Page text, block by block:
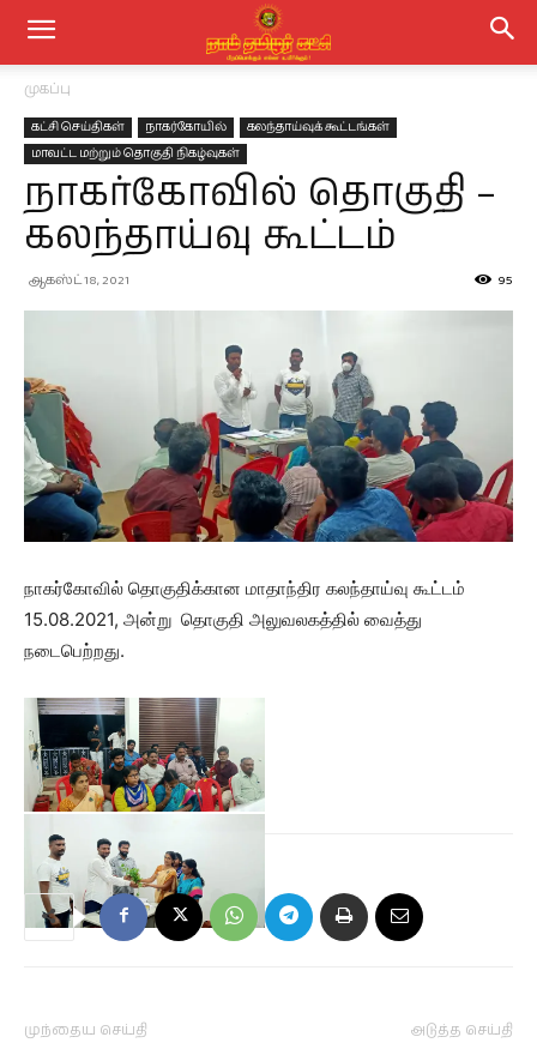
முகப்பு
கட்சி செய்திகள் நாகர்கோயில்
கலந்தாய்வுக் கூட்டங்கள்
மாவட்ட மற்றும் தொகுதி நிகழ்வுகள்
நாகர்கோவில் தொகுதி –
கலந்தாய்வு கூட்டம்
ஆகஸ்ட் 18, 2021 95
நாகர்கோவில் தொகுதிக்கான மாதாந்திர கலந்தாய்வு கூட்டம்
15.08.2021, அன்று தொகுதி அலுவலகத்தில் வைத்து
நடைபெற்றது.
முந்தைய செய்தி அடுத்த செய்தி